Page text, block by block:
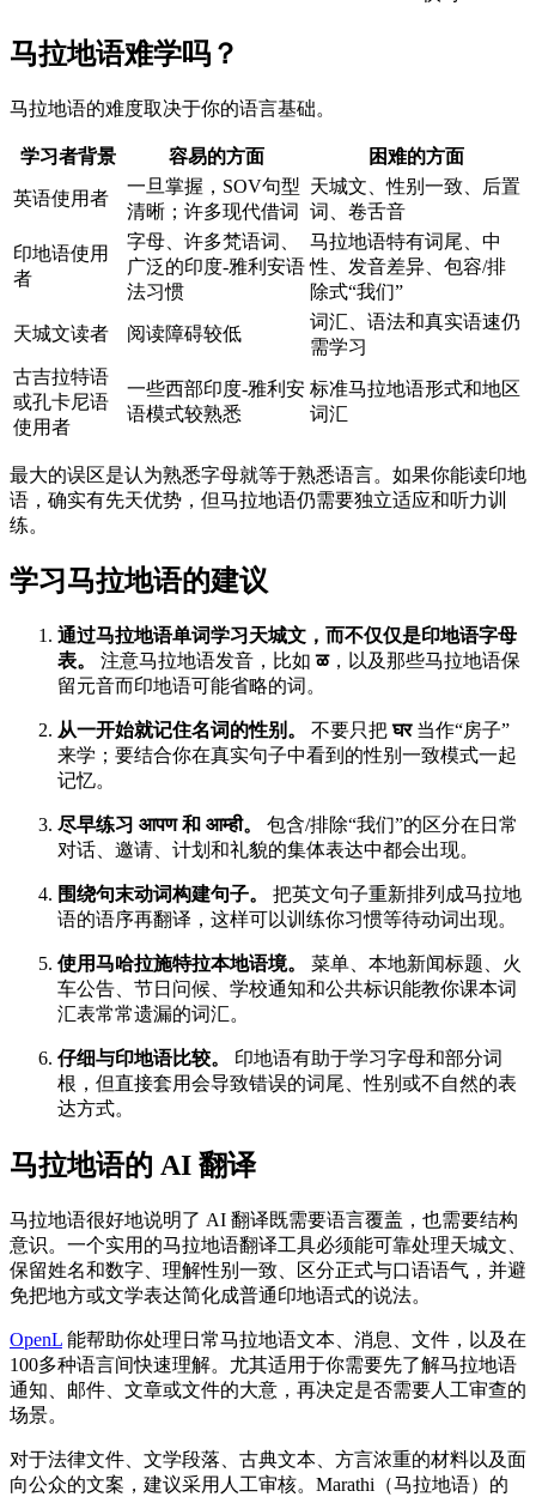
马拉地语难学吗？
马拉地语的难度取决于你的语言基础。
学习者背景 容易的方面 困难的方面
英语使用者
一旦掌握，SOV句型
清晰；许多现代借词
天城文、性别一致、后置
词、卷舌音
印地语使用
者
字母、许多梵语词、
广泛的印度-雅利安语
法习惯
马拉地语特有词尾、中
性、发音差异、包容/排
除式“我们”
天城文读者 阅读障碍较低
词汇、语法和真实语速仍
需学习
古吉拉特语
或孔卡尼语
使用者
一些西部印度-雅利安
语模式较熟悉
标准马拉地语形式和地区
词汇
最大的误区是认为熟悉字母就等于熟悉语言。如果你能读印地
语，确实有先天优势，但马拉地语仍需要独立适应和听力训
练。
学习马拉地语的建议
通过马拉地语单词学习天城文，而不仅仅是印地语字母
表。
注意马拉地语发音，比如ळ，以及那些马拉地语保
留元音而印地语可能省略的词。
从一开始就记住名词的性别。 不要只把घर当作“房子”
来学；要结合你在真实句子中看到的性别一致模式一起
记忆。
尽早练习 आपण 和 आम्ही。
包含/排除“我们”的区分在日常
对话、邀请、计划和礼貌的集体表达中都会出现。
围绕句末动词构建句子。
把英文句子重新排列成马拉地
语的语序再翻译，这样可以训练你习惯等待动词出现。
使用马哈拉施特拉本地语境。
菜单、本地新闻标题、火
车公告、节日问候、学校通知和公共标识能教你课本词
汇表常常遗漏的词汇。
仔细与印地语比较。
印地语有助于学习字母和部分词
根，但直接套用会导致错误的词尾、性别或不自然的表
达方式。
马拉地语的 AI 翻译
马拉地语很好地说明了 AI 翻译既需要语言覆盖，也需要结构
意识。一个实用的马拉地语翻译工具必须能可靠处理天城文、
保留姓名和数字、理解性别一致、区分正式与口语语气，并避
免把地方或文学表达简化成普通印地语式的说法。
OpenL 能帮助你处理日常马拉地语文本、消息、文件，以及在
100多种语言间快速理解。尤其适用于你需要先了解马拉地语
通知、邮件、文章或文件的大意，再决定是否需要人工审查的
场景。
对于法律文件、文学段落、古典文本、方言浓重的材料以及面
向公众的文案，建议采用人工审核。Marathi（马拉地语）的